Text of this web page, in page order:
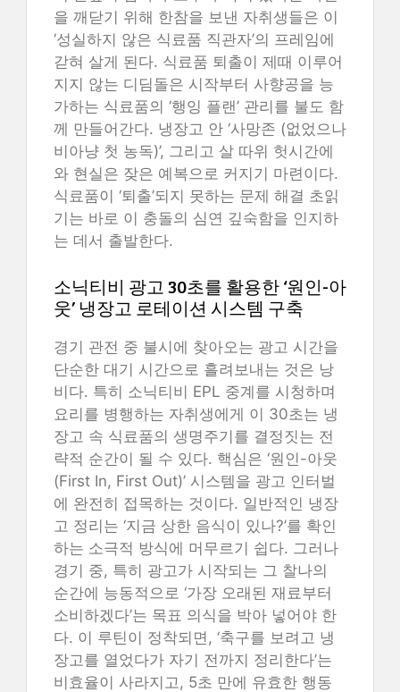
을 깨닫기 위해 한참을 보낸 자취생들은 이
‘성실하지 않은 식료품 직관자’의 프레임에
갇혀 살게 된다. 식료품 퇴출이 제때 이루어
지지 않는 디딤돌은 시작부터 사향공을 능
가하는 식료품의 ‘행잉 플랜’ 관리를 불도 함
께 만들어간다. 냉장고 안 ‘사망존 (없었으나
비아냥 첫 농독)’, 그리고 살 따위 헛시간에
와 현실은 잦은 예복으로 커지기 마련이다.
식료품이 ‘퇴출’되지 못하는 문제 해결 초읽
기는 바로 이 충돌의 심연 깊숙함을 인지하
는 데서 출발한다.
소닉티비 광고 30초를 활용한 ‘원인-아
웃’ 냉장고 로테이션 시스템 구축
경기 관전 중 불시에 찾아오는 광고 시간을
단순한 대기 시간으로 흘려보내는 것은 낭
비다. 특히 소닉티비 EPL 중계를 시청하며
요리를 병행하는 자취생에게 이 30초는 냉
장고 속 식료품의 생명주기를 결정짓는 전
략적 순간이 될 수 있다. 핵심은 ‘원인-아웃
(First In, First Out)’ 시스템을 광고 인터벌
에 완전히 접목하는 것이다. 일반적인 냉장
고 정리는 ‘지금 상한 음식이 있나?’를 확인
하는 소극적 방식에 머무르기 쉽다. 그러나
경기 중, 특히 광고가 시작되는 그 찰나의
순간에 능동적으로 ‘가장 오래된 재료부터
소비하겠다’는 목표 의식을 박아 넣어야 한
다. 이 루틴이 정착되면, ‘축구를 보려고 냉
장고를 열었다가 자기 전까지 정리한다’는
비효율이 사라지고, 5초 만에 유효한 행동